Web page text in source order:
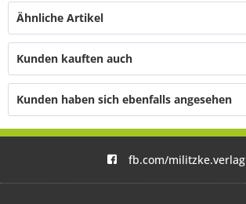
Ähnliche Artikel
Kunden kauften auch
Kunden haben sich ebenfalls angesehen
fb.com/militzke.verlag